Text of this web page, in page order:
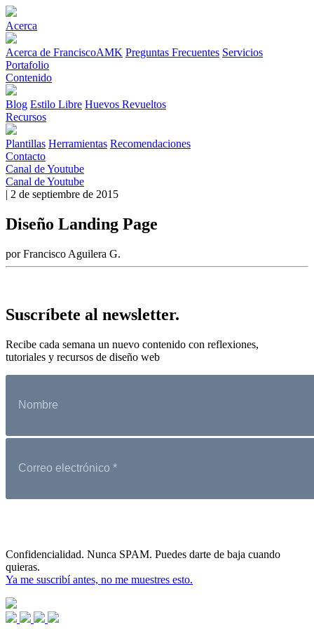
Acerca
Acerca de FranciscoAMK Preguntas Frecuentes Servicios
Portafolio
Contenido
Blog Estilo Libre Huevos Revueltos
Recursos
Plantillas Herramientas Recomendaciones
Contacto
Canal de Youtube
Canal de Youtube
| 2 de septiembre de 2015
Diseño Landing Page
por Francisco Aguilera G.
Suscríbete al newsletter.
Recibe cada semana un nuevo contenido con reflexiones,
tutoriales y recursos de diseño web
Confidencialidad. Nunca SPAM. Puedes darte de baja cuando
quieras.
Ya me suscribí antes, no me muestres esto.